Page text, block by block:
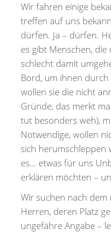
Wir fahren einige
treffen auf uns
dürfen. Ja – dürfen.
es gibt Menschen,
schlecht damit
Bord, um ihnen
wollen sie die nicht
Gründe, das merkt
tut besonders weh),
Notwendige, wollen
sich herumschleppen
es… etwas für uns
erklären möchten –
Wir suchen nach
Herren, deren Platz
ungefähre Angabe –